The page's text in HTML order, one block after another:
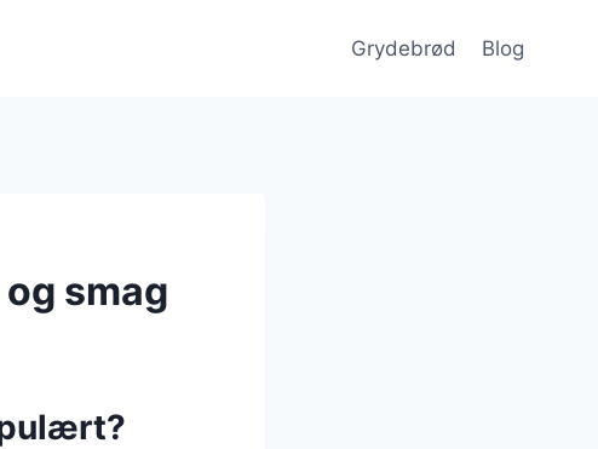
Grydebrød Blog
smag